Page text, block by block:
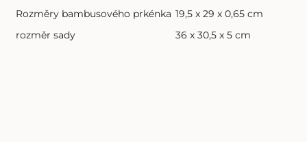
Rozměry bambusového prkénka 19,5 x 29 x 0,65 cm
rozměr sady
36 x 30,5 x 5 cm